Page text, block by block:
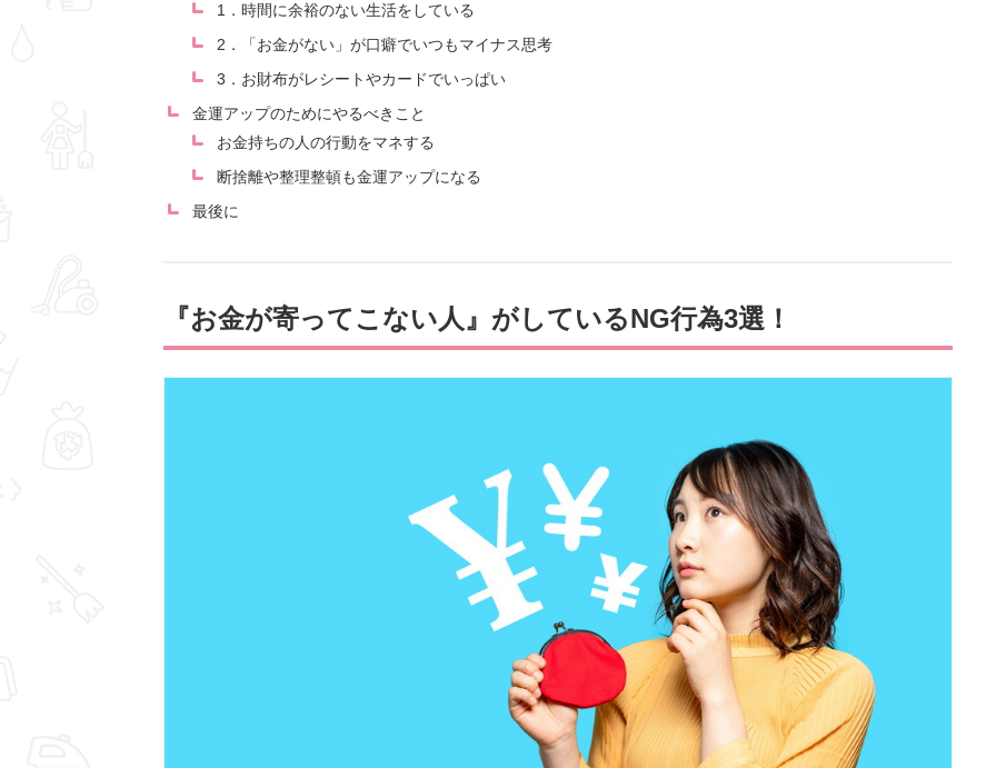
1．時間に余裕のない生活をしている
2．「お金がない」が口癖でいつもマイナス思考
3．お財布がレシートやカードでいっぱい
金運アップのためにやるべきこと
お金持ちの人の行動をマネする
断捨離や整理整頓も金運アップになる
最後に
『お金が寄ってこない人』がしているNG行為3選！